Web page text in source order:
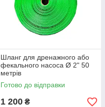
Шланг для дренажного або
фекального насоса Ø 2" 50
метрів
Готово до відправки
1 200 ₴